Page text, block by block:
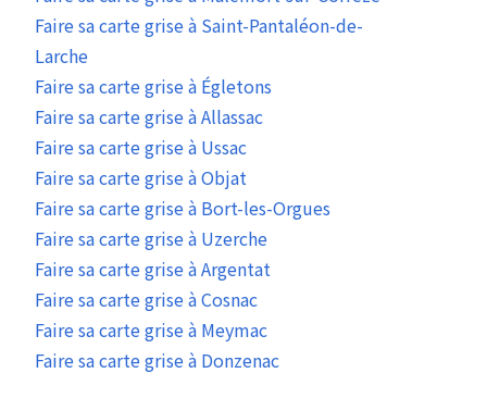
Faire sa carte grise à Saint-Pantaléon-de-
Larche
Faire sa carte grise à Égletons
Faire sa carte grise à Allassac
Faire sa carte grise à Ussac
Faire sa carte grise à Objat
Faire sa carte grise à Bort-les-Orgues
Faire sa carte grise à Uzerche
Faire sa carte grise à Argentat
Faire sa carte grise à Cosnac
Faire sa carte grise à Meymac
Faire sa carte grise à Donzenac